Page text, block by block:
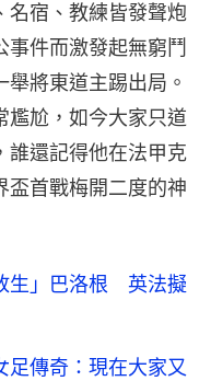
名宿、教練皆發聲炮
事件而激發起無窮鬥
將東道主踢出局。
尷尬，如今大家只道
誰還記得他在法甲克
盃首戰梅開二度的神
生」巴洛根 英法擬
傳奇：現在大家又